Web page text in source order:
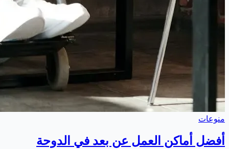
منوعات
أفضل أماكن العمل عن بعد في الدوحة